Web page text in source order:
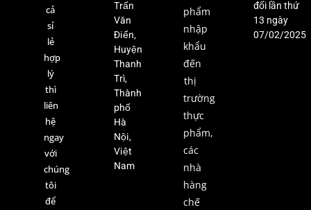
cả
sỉ
lẻ
hợp
lý
thì
liên
hệ
ngay
với
chúng
tôi
để
Trấn
Văn
Điển,
Huyện
Thanh
Trì,
Thành
phố
Hà
Nội,
Việt
Nam
phẩm
nhập
khẩu
đến
thị
trường
thực
phẩm,
các
nhà
hàng
chế
đổi lần thứ
13 ngày
07/02/2025